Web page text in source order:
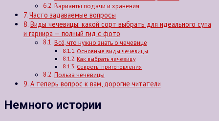
Варианты подачи и хранения
Часто задаваемые вопросы
Виды чечевицы: какой сорт выбрать для идеального супа
и гарнира — полный гид с фото
Всё, что нужно знать о чечевице
Основные виды чечевицы
Как выбрать чечевицу
Секреты приготовления
Польза чечевицы
А теперь вопрос к вам, дорогие читатели
Немного истории